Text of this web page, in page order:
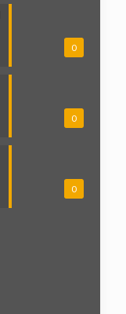
0
0
0